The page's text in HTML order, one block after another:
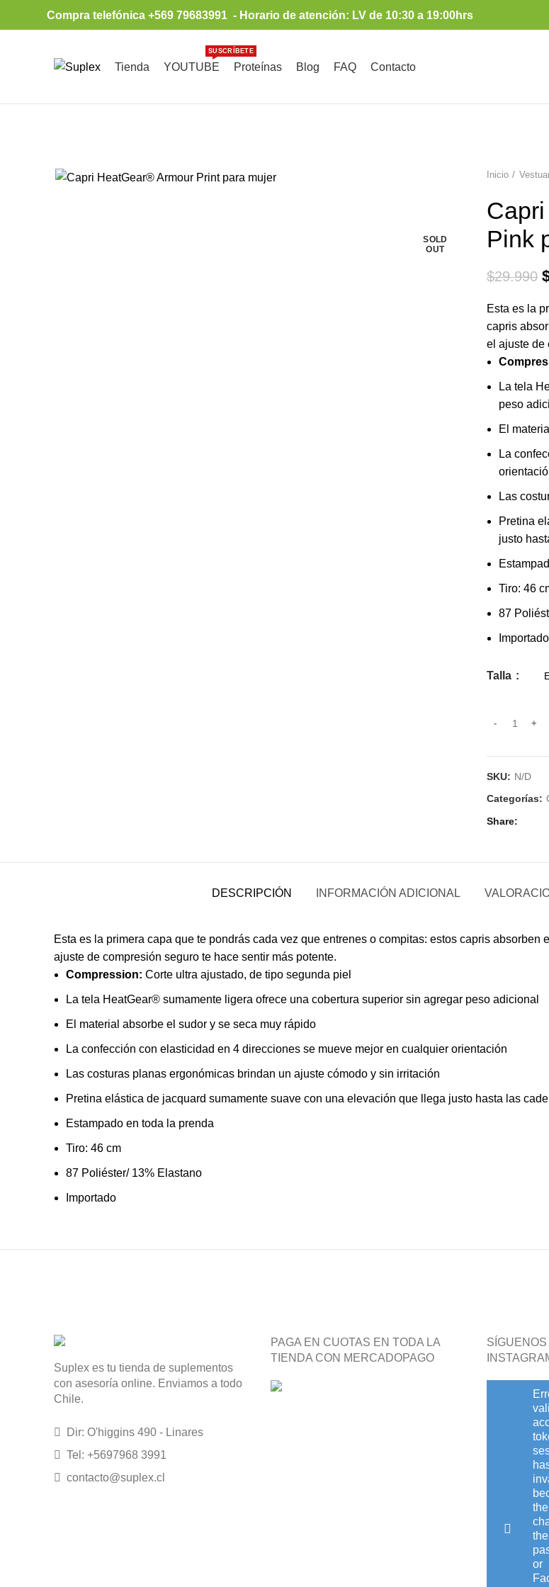
Compra telefónica +569 79683991 - Horario de atención: LV de 10:30 a 19:00hrs
Tienda YOUTUBE
SUSCRÍBETE
Proteínas Blog FAQ Contacto
SOLD
OUT
Inicio
Pink
$29.990
Esta es la
capris
el ajuste de
La tela
peso
El
La
Las
Pretina
justo
Tiro: 46
87
Importado
Talla
SKU: N/D
Categorías:
Share
DESCRIPCIÓN INFORMACIÓN ADICIONAL
Esta es la primera capa que te pondrás cada vez que entrenes o compitas: estos capris
ajuste de compresión seguro te hace sentir más potente.
Compression: Corte ultra ajustado, de tipo segunda piel
La tela HeatGear® sumamente ligera ofrece una cobertura superior sin agregar peso adicional
El material absorbe el sudor y se seca muy rápido
La confección con elasticidad en 4 direcciones se mueve mejor en cualquier orientación
Las costuras planas ergonómicas brindan un ajuste cómodo y sin irritación
Pretina elástica de jacquard sumamente suave con una elevación que llega justo hasta las
Estampado en toda la prenda
Tiro: 46 cm
87 Poliéster/ 13% Elastano
Importado
Suplex es tu tienda de suplementos
con asesoría online. Enviamos a todo
Chile.
Dir: O'higgins 490 - Linares
Tel: +5697968 3991
contacto@suplex.cl
PAGA EN CUOTAS EN TODA LA
TIENDA CON MERCADOPAGO
SÍGUENOS
or